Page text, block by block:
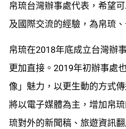
帛琉台灣辦事處代表，希望
及國際交流的經驗，為帛琉
帛琉在2018年底成立台灣辦
更加直接。2019年初辦事處
像」魅力，以更生動的方式
將以電子媒體為主，增加帛
琉對外的新聞稿、旅遊資訊